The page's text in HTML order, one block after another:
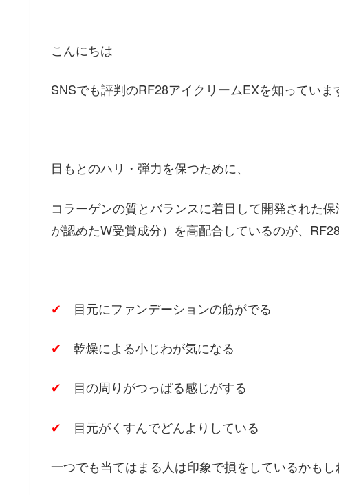
こんにちは
SNSでも評判のRF28アイクリームEXを知っていま
目もとのハリ・弾力を保つために、
コラーゲンの質とバランスに着目して開発された
が認めたW受賞成分）を高配合しているのが、
✔ 目元にファンデーションの筋がでる
✔ 乾燥による小じわが気になる
✔ 目の周りがつっぱる感じがする
✔ 目元がくすんでどんよりしている
一つでも当てはまる人は印象で損をしているかもし